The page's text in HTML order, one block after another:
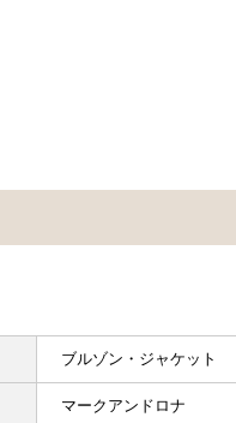
ブルゾン・ジャケット
マークアンドロナ